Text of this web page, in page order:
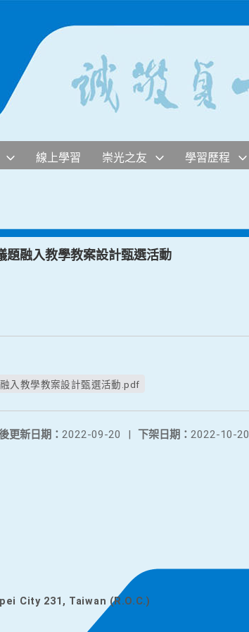
線上學習 崇光之友 學習歷程
題融入教學教案設計甄選活動
入教學教案設計甄選活動.pdf
下架日期： 2022-10-20
更新日期： 2022-09-20 |
City 231, Taiwan (R.O.C.)